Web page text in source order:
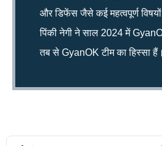
और डिफेंस जैसे कई महत्वपूर्ण विषयों
पिंकी नेगी ने साल 2024 में
तब से GyanOK टीम का हिस्सा हैं।